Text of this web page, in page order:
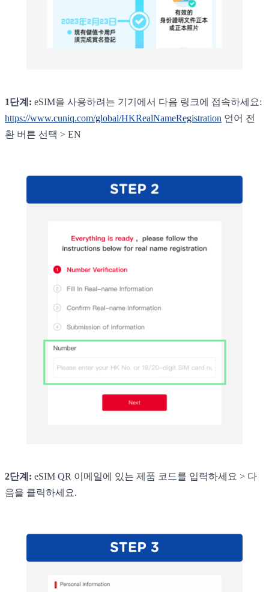
1단계: eSIM을 사용하려는 기기에서 다음 링크에 접속하세요:
https://www.cuniq.com/global/HKRealNameRegistration 언어 전
환 버튼 선택 > EN
2단계: eSIM QR 이메일에 있는 제품 코드를 입력하세요 > 다
음을 클릭하세요.